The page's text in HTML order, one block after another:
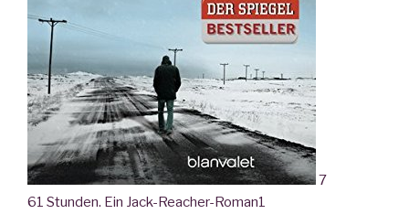
7
61 Stunden. Ein Jack-Reacher-Roman1